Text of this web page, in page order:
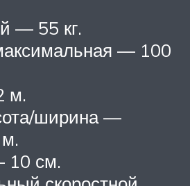
— 55 кг.
— 100
м.
ширина —
10 см.